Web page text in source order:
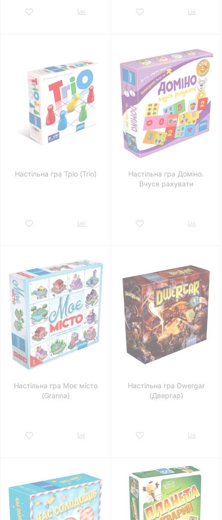
Настільна гра Тріо (Trio)
Настільна гра Доміно.
Вчуся рахувати
Настільна гра Моє місто
(Granna)
Настільна гра Dwergar
(Двергар)